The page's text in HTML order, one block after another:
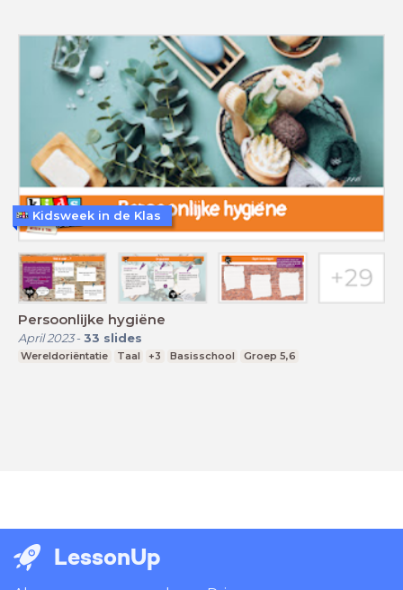
Persoonlijke hygiëne
April 2023- 33 slides
Wereldoriëntatie Taal +3 Basisschool Groep 5,6
Kidsweek in de Klas
LessonUp